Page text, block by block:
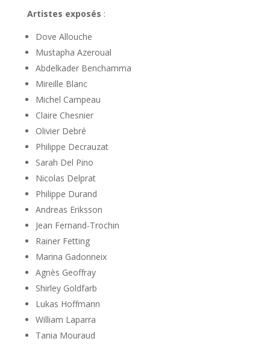
Artistes exposés :
Dove Allouche
Mustapha Azeroual
Abdelkader Benchamma
Mireille Blanc
Michel Campeau
Claire Chesnier
Olivier Debré
Philippe Decrauzat
Sarah Del Pino
Nicolas Delprat
Philippe Durand
Andreas Eriksson
Jean Fernand-Trochin
Rainer Fetting
Marina Gadonneix
Agnès Geoffray
Shirley Goldfarb
Lukas Hoffmann
William Laparra
Tania Mouraud